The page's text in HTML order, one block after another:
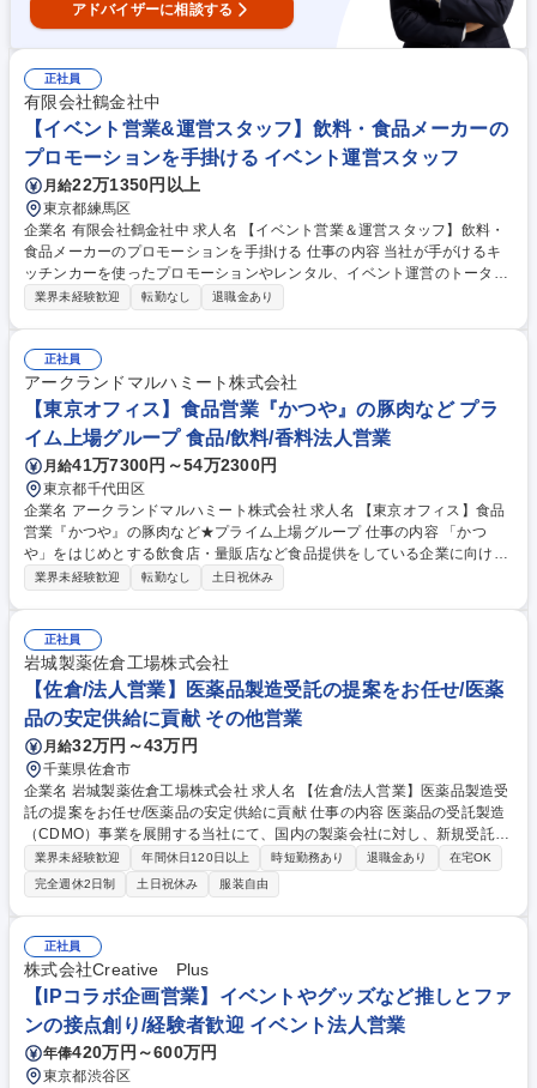
アドバイザーに相談する
正社員
有限会社鶴金社中
【イベント営業&運営スタッフ】飲料・食品メーカーの
プロモーションを手掛ける イベント運営スタッフ
月給22万1350円以上
東京都練馬区
企業名 有限会社鶴金社中 求人名 【イベント営業＆運営スタッフ】飲料・
食品メーカーのプロモーションを手掛ける 仕事の内容 当社が手がけるキ
ッチンカーを使ったプロモーションやレンタル、イベント運営のトータル
ディレクション（提案営業～現場管理）をお任せします。 【詳細】広告代
企画し、必要となる調理機材の選定、食材の仕入れルートの確保、キッチ
ンカーの外装デザインなどの仕様を決め、見積もりを作成・ご提案しま
す。イベント当日はキッチンカーを現場へ搬入し、契約内容によってはキ
ッチンカー内での調理、搬出まで行います。 募集職種 【イベント営業＆
運営スタッフ】飲料・食品メーカーのプロモーションを手掛ける
業界未経験歓迎 転勤なし 退職金あり
正社員
アークランドマルハミート株式会社
【東京オフィス】食品営業『かつや』の豚肉など プラ
イム上場グループ 食品/飲料/香料法人営業
月給41万7300円～54万2300円
東京都千代田区
企業名 アークランドマルハミート株式会社 求人名 【東京オフィス】食品
営業『かつや』の豚肉など★プライム上場グループ 仕事の内容 「かつ
や」をはじめとする飲食店・量販店など食品提供をしている企業に向け
て、食肉加工品を中心とした商品の提案営業をご担当いただきます。 新商
す。提案先は飲食チェーンだけでなくゴルフ場内でのレストランやデパ地
下など多様な業態が対象となります。当社の強みである「高品質を低価格
で」を軸にフェア企画なども含めた幅広い提案ができるため、顧客のニー
ズに合わせて提案の幅が大きくやりがいを感じれるポジションです。 募集
職種 【東京オフィス】食品営業『かつや』の豚肉など★プライム上場グル
ープ
業界未経験歓迎 転勤なし 土日祝休み
正社員
岩城製薬佐倉工場株式会社
【佐倉/法人営業】医薬品製造受託の提案をお任せ/医薬
品の安定供給に貢献 その他営業
月給32万円～43万円
千葉県佐倉市
企業名 岩城製薬佐倉工場株式会社 求人名 【佐倉/法人営業】医薬品製造受
託の提案をお任せ/医薬品の安定供給に貢献 仕事の内容 医薬品の受託製造
（CDMO）事業を展開する当社にて、国内の製薬会社に対し、新規受託案
件の獲得に向けた提案活動や交渉をご担当いただきます。製造・品質部門
と連携した原価算出や事業性評価、さらには市場調査まで 幅広く携わり、
案件の立ち上げから事業化までを一貫してリードする重要な役割です。
【仕事内容詳細】■国内委託会社の研究・SCM部門への訪宣・提案活動 ■
受託案件に関する社内協議および顧客との条件交渉 ■製造・QC・QA部門
と連携した新規受託品の原価算出と販売価検討 ■新規受託案件の事業性評
価 ■受託可能品目に関する市場調査・分析業務 ■親会社スペラファーマと
の密な業務連携・情報共有など 募集職種 【佐倉/法人営業】医薬品製造受
託の提案をお任せ/医薬品の安定供給に貢献
業界未経験歓迎 年間休日120日以上 時短勤務あり 退職金あり
在宅OK
完全週休2日制
土日祝休み 服装自由
正社員
株式会社Creative Plus
【IPコラボ企画営業】イベントやグッズなど推しとファ
ンの接点創り/経験者歓迎 イベント法人営業
年俸420万円～600万円
東京都渋谷区